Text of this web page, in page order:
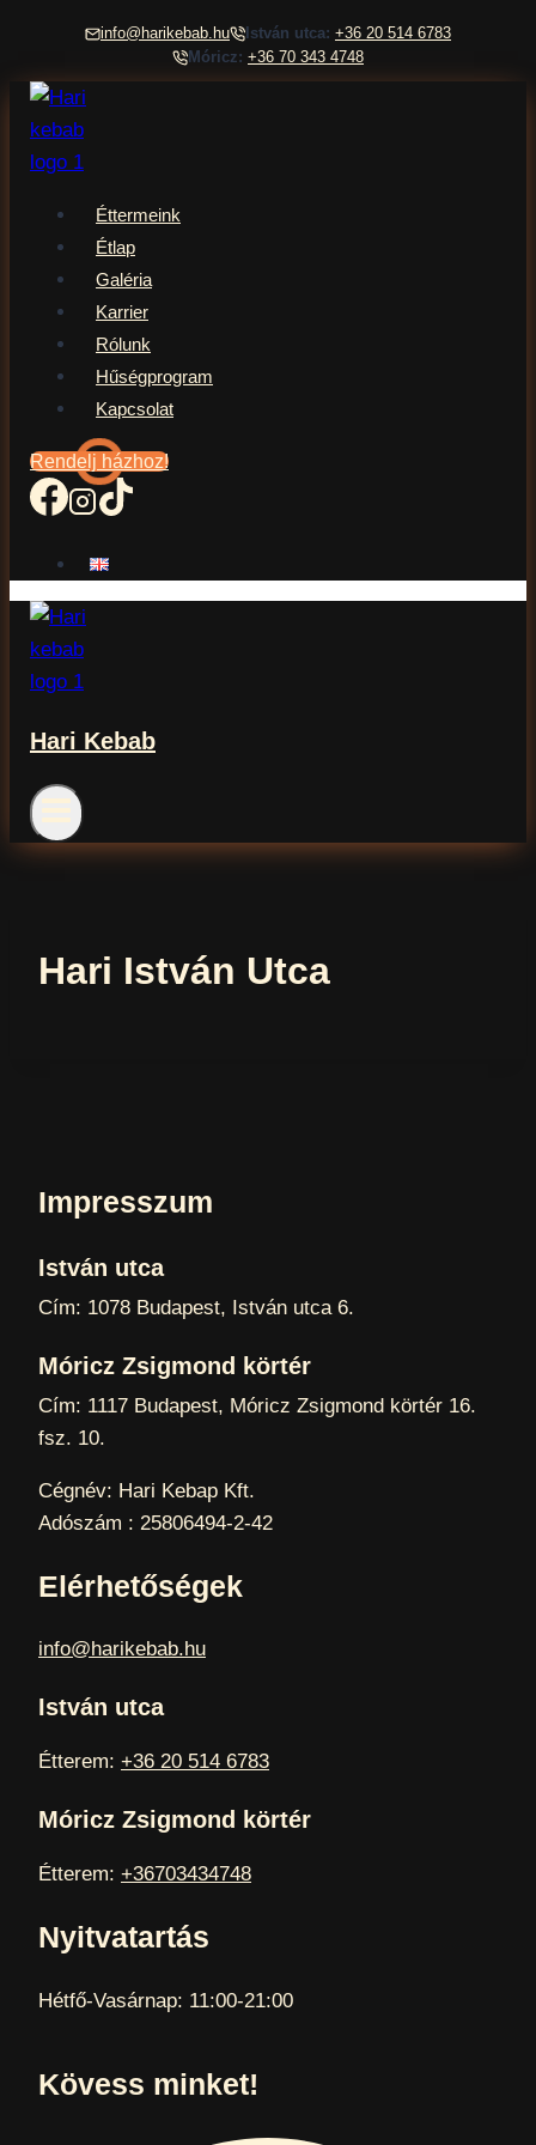
content
info@harikebab.hu István utca: +36 20 514 6783
Móricz: +36 70 343 4748
Éttermeink
Étlap
Galéria
Karrier
Rólunk
Hűségprogram
Kapcsolat
Rendelj házhoz!
Hari Kebab
Hari István Utca
Impresszum
István utca
Cím: 1078 Budapest, István utca 6.
Móricz Zsigmond körtér
Cím: 1117 Budapest, Móricz Zsigmond körtér 16.
fsz. 10.
Cégnév: Hari Kebap Kft.
Adószám : 25806494-2-42
Elérhetőségek
info@harikebab.hu
István utca
Étterem: +36 20 514 6783
Móricz Zsigmond körtér
Étterem: +36703434748
Nyitvatartás
Hétfő-Vasárnap: 11:00-21:00
Kövess minket!